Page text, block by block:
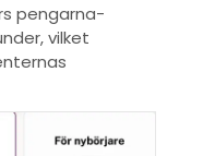
pengarna-
vilket